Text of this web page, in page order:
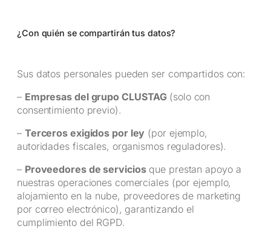
¿Con quién se compartirán tus datos?
Sus datos personales pueden ser compartidos con:
– Empresas del grupo CLUSTAG (solo con
consentimiento previo).
– Terceros exigidos por ley (por ejemplo,
autoridades fiscales, organismos reguladores).
– Proveedores de serviciosque prestan apoyo a
nuestras operaciones comerciales (por ejemplo,
alojamiento en la nube, proveedores de marketing
por correo electrónico), garantizando el
cumplimiento del RGPD.